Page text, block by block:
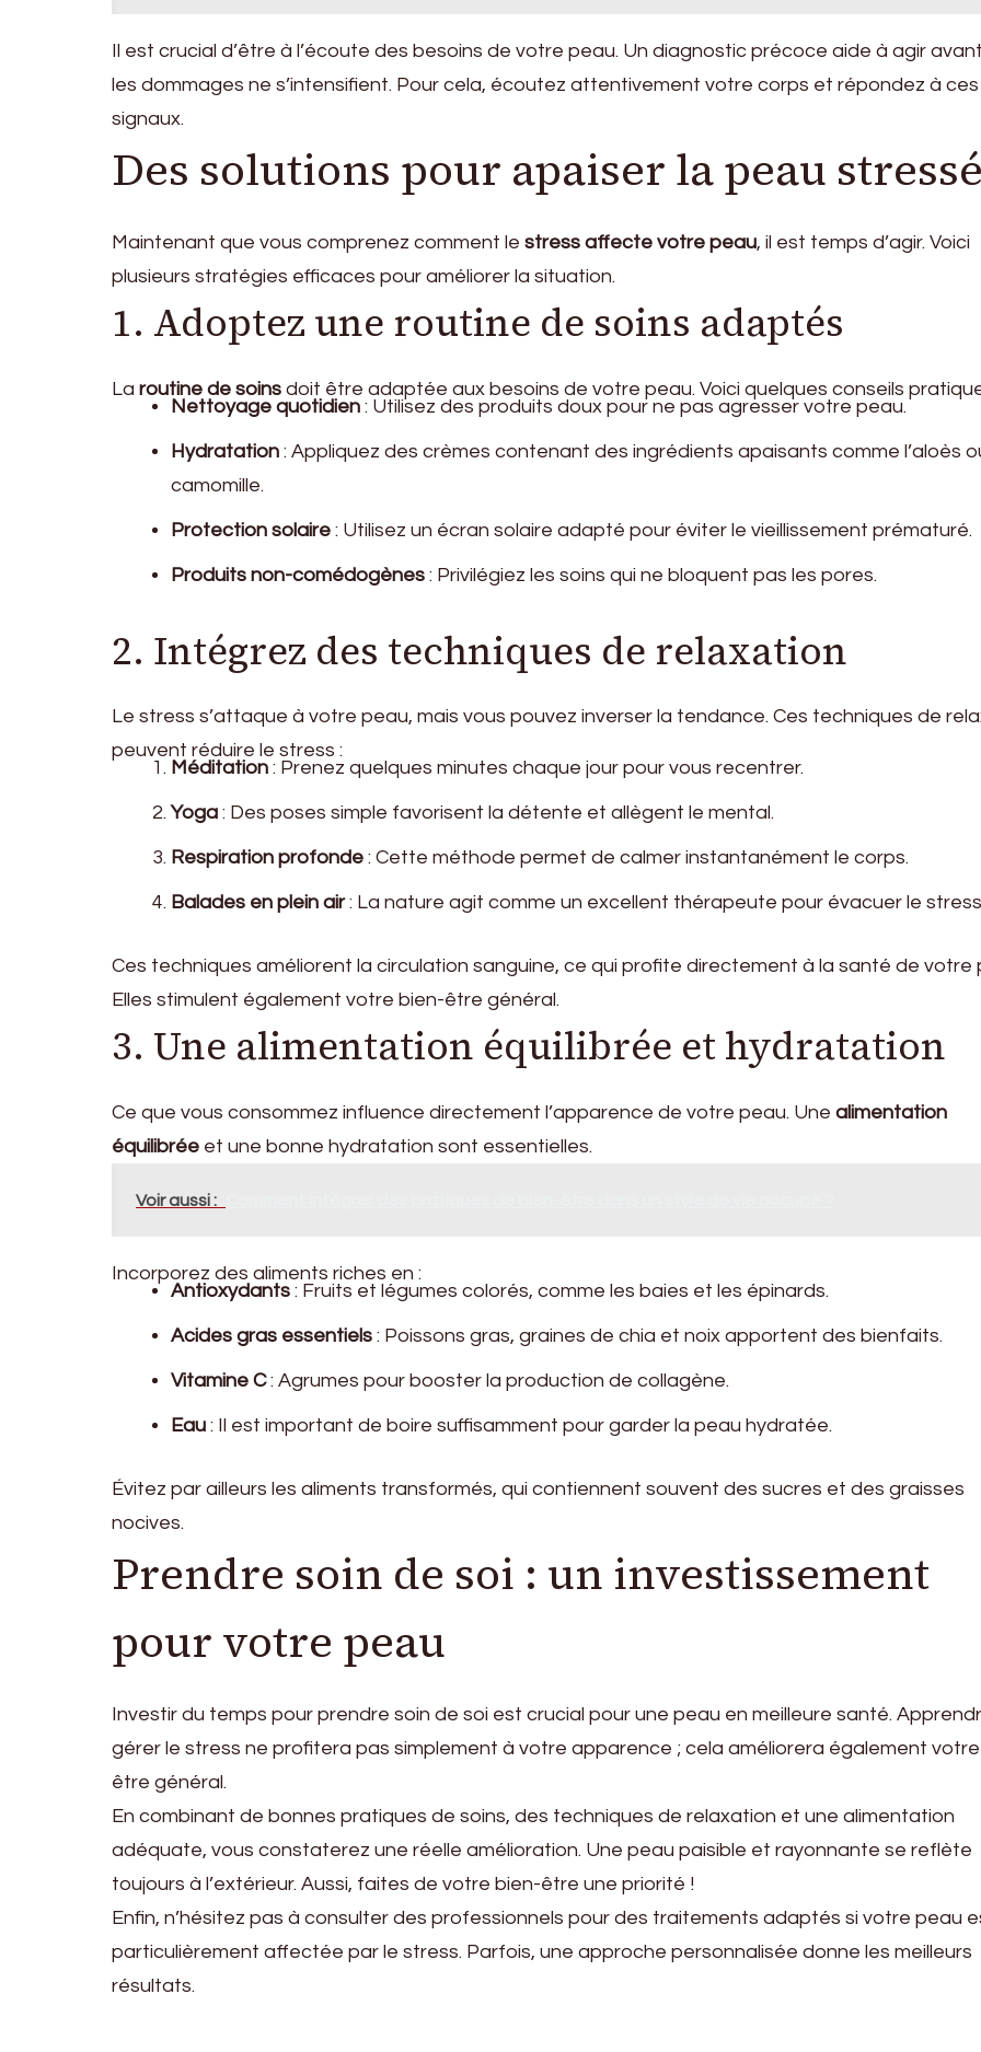
Il est crucial d’être à l’écoute des besoins de votre peau. Un diagnostic précoce aide à agir
les dommages ne s’intensifient. Pour cela, écoutez attentivement votre corps et répondez à ces
signaux.
Des solutions pour apaiser la peau
Maintenant que vous comprenez comment le stress affecte votre peau, il est temps d’agir. Voici
plusieurs stratégies efficaces pour améliorer la situation.
1. Adoptez une routine de soins adaptés
La routine de soins doit être adaptée aux besoins de votre peau. Voici quelques conseils
Nettoyage quotidien : Utilisez des produits doux pour ne pas agresser votre peau.
Hydratation : Appliquez des crèmes contenant des ingrédients apaisants comme l’aloès
camomille.
Protection solaire : Utilisez un écran solaire adapté pour éviter le vieillissement prématuré.
Produits non-comédogènes : Privilégiez les soins qui ne bloquent pas les pores.
2. Intégrez des techniques de relaxation
Le stress s’attaque à votre peau, mais vous pouvez inverser la tendance. Ces techniques de
peuvent réduire le stress :
Méditation : Prenez quelques minutes chaque jour pour vous recentrer.
Yoga : Des poses simple favorisent la détente et allègent le mental.
Respiration profonde : Cette méthode permet de calmer instantanément le corps.
Balades en plein air: La nature agit comme un excellent thérapeute pour évacuer le
Ces techniques améliorent la circulation sanguine, ce qui profite directement à la santé de votre
Elles stimulent également votre bien-être général.
3. Une alimentation équilibrée et hydratation
Ce que vous consommez influence directement l’apparence de votre peau. Une alimentation
équilibrée et une bonne hydratation sont essentielles.
Voir aussi :
Incorporez des aliments riches en :
Antioxydants : Fruits et légumes colorés, comme les baies et les épinards.
Acides gras essentiels : Poissons gras, graines de chia et noix apportent des bienfaits.
Vitamine C: Agrumes pour booster la production de collagène.
Eau : Il est important de boire suffisamment pour garder la peau hydratée.
Évitez par ailleurs les aliments transformés, qui contiennent souvent des sucres et des graisses
nocives.
Prendre soin de soi : un investissement
pour votre peau
Investir du temps pour prendre soin de soi est crucial pour une peau en meilleure santé.
gérer le stress ne profitera pas simplement à votre apparence ; cela améliorera également
être général.
En combinant de bonnes pratiques de soins, des techniques de relaxation et une alimentation
adéquate, vous constaterez une réelle amélioration. Une peau paisible et rayonnante se reflète
toujours à l’extérieur. Aussi, faites de votre bien-être une priorité !
Enfin, n’hésitez pas à consulter des professionnels pour des traitements adaptés si votre peau
particulièrement affectée par le stress. Parfois, une approche personnalisée donne les meilleurs
résultats.